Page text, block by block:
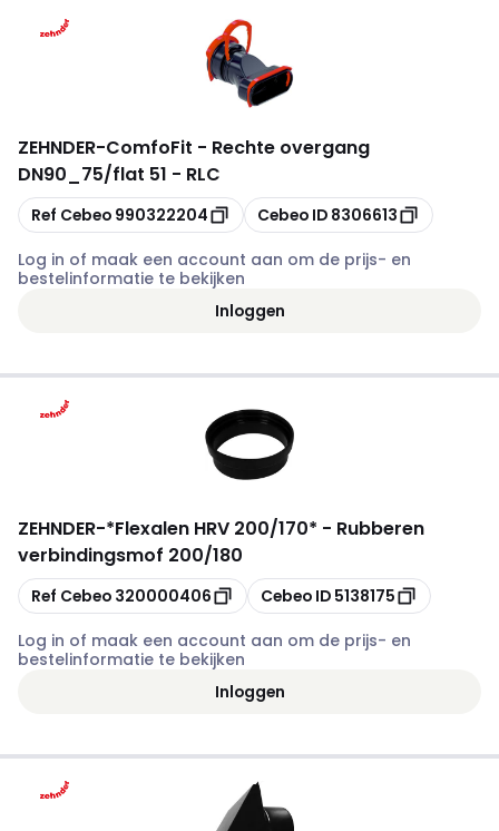
ZEHNDER-ComfoFit - Rechte overgang
DN90_75/flat 51 - RLC
Kopiëren
Ref Cebeo 990322204 Kopiëren
Cebeo ID 8306613
Log in of maak een account aan om de prijs- en
bestelinformatie te bekijken
Inloggen
ZEHNDER-*Flexalen HRV 200/170* - Rubberen
verbindingsmof 200/180
Kopiëren
Ref Cebeo 320000406 Kopiëren
Cebeo ID 5138175
Log in of maak een account aan om de prijs- en
bestelinformatie te bekijken
Inloggen